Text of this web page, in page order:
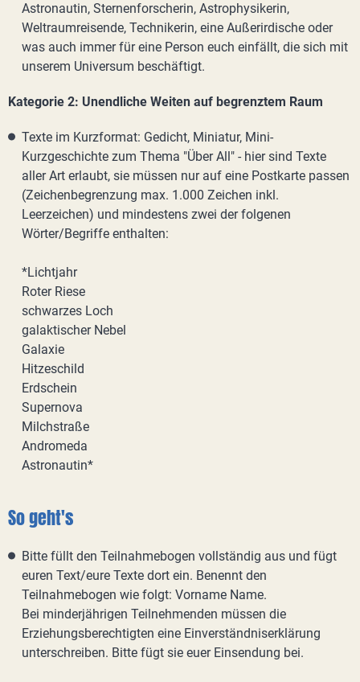
Astronautin, Sternenforscherin, Astrophysikerin,
Weltraumreisende, Technikerin, eine Außerirdische oder
was auch immer für eine Person euch einfällt, die sich mit
unserem Universum beschäftigt.
Kategorie 2: Unendliche Weiten auf begrenztem Raum
Texte im Kurzformat: Gedicht, Miniatur, Mini-
Kurzgeschichte zum Thema "Über All" - hier sind Texte
aller Art erlaubt, sie müssen nur auf eine Postkarte passen
(Zeichenbegrenzung max. 1.000 Zeichen inkl.
Leerzeichen) und mindestens zwei der folgenen
Wörter/Begriffe enthalten:
*Lichtjahr
Roter Riese
schwarzes Loch
galaktischer Nebel
Galaxie
Hitzeschild
Erdschein
Supernova
Milchstraße
Andromeda
Astronautin*
So geht's
Bitte füllt den Teilnahmebogen vollständig aus und fügt
euren Text/eure Texte dort ein. Benennt den
Teilnahmebogen wie folgt: Vorname Name.
Bei minderjährigen Teilnehmenden müssen die
Erziehungsberechtigten eine Einverständniserklärung
unterschreiben. Bitte fügt sie euer Einsendung bei.